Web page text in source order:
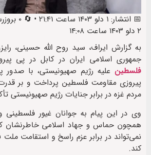
📅 انتشار:
۲ دلو ۱۴۰۳ ساعت ۱۴:۰۸
به گزارش ایراف، سید روح الله حسینی،
جمهوری اسلامی ایران در کابل در پی
فلسطین علیه رژیم صهیونیستی، با صدور
پیروزی مقاومت فلسطین پرداخت و بر
مردم غزه در برابر جنایات رژیم صهیونیستی
وی در این پیام به جوانان غیور
همچون حماس و جهاد اسلامی خاطرنشان
نمی‌تواند در برابر عزم راسخ و استقامت
کند.